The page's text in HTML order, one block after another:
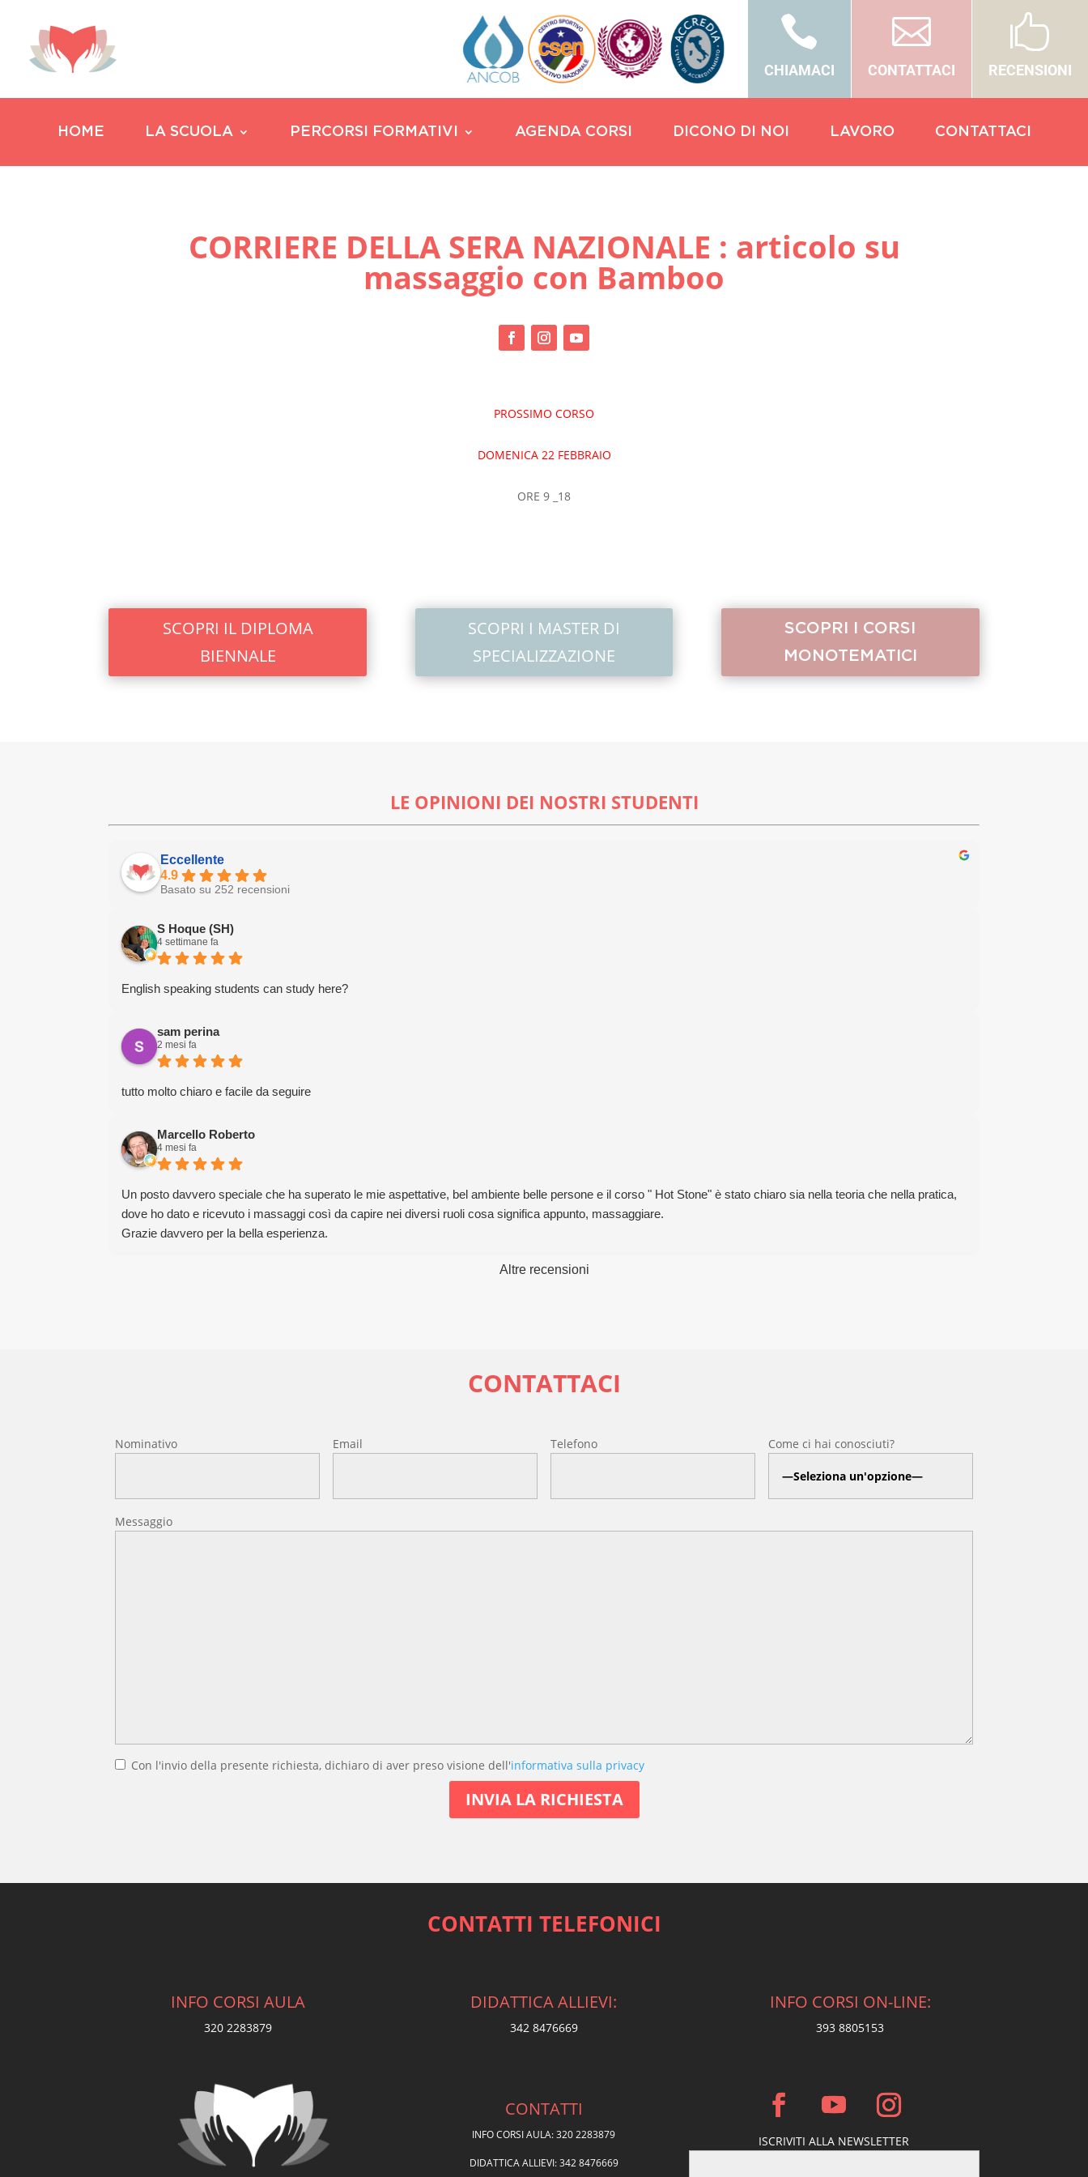

CHIAMACI

CONTATTACI

RECENSIONI
HOME LA SCUOLA PERCORSI FORMATIVI AGENDA CORSI DICONO DI NOI LAVORO CONTATTACI
CORRIERE DELLA SERA NAZIONALE : articolo su
massaggio con Bamboo
PROSSIMO CORSO
DOMENICA 22 FEBBRAIO
ORE 9 _18
SCOPRI IL DIPLOMA
BIENNALE
SCOPRI I MASTER DI
SPECIALIZZAZIONE
SCOPRI I CORSI
MONOTEMATICI
LE OPINIONI DEI NOSTRI STUDENTI
Eccellente
4.9
Basato su 252 recensioni
S Hoque (SH)
4 settimane fa
English speaking students can study here?
sam perina
2 mesi fa
tutto molto chiaro e facile da seguire
Marcello Roberto
4 mesi fa
Un posto davvero speciale che ha superato le mie aspettative, bel ambiente belle persone e il corso " Hot Stone" è stato chiaro sia nella teoria che nella pratica,
dove ho dato e ricevuto i massaggi così da capire nei diversi ruoli cosa significa appunto, massaggiare.
Grazie davvero per la bella esperienza.
Altre recensioni
CONTATTACI
Nominativo Email Telefono Come ci hai conosciuti?
Messaggio
Con l'invio della presente richiesta, dichiaro di aver preso visione dell'informativa sulla privacy
CONTATTI TELEFONICI
INFO CORSI AULA
320 2283879
DIDATTICA ALLIEVI:
342 8476669
INFO CORSI ON-LINE:
393 8805153
CONTATTI
INFO CORSI AULA: 320 2283879
DIDATTICA ALLIEVI: 342 8476669
ISCRIVITI ALLA NEWSLETTER